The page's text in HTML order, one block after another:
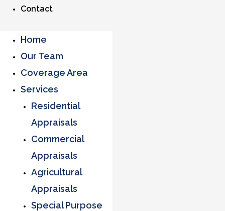
Contact
Home
Our Team
Coverage Area
Services
Residential
Appraisals
Commercial
Appraisals
Agricultural
Appraisals
Special Purpose